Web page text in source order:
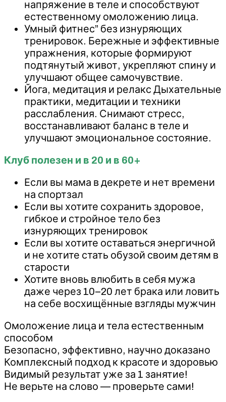
напряжение в теле и способствуют
естественному омоложению лица.
Умный фитнес” без изнуряющих
тренировок. Бережные и эффективные
упражнения, которые формируют
подтянутый живот, укрепляют спину и
улучшают общее самочувствие.
Йога, медитация и релакс Дыхательные
практики, медитации и техники
расслабления. Снимают стресс,
восстанавливают баланс в теле и
улучшают эмоциональное состояние.
Клуб полезен и в 20 и в 60+
Если вы мама в декрете и нет времени
на спортзал
Если вы хотите сохранить здоровое,
гибкое и стройное тело без
изнуряющих тренировок
Если вы хотите оставаться энергичной
и не хотите стать обузой своим детям в
старости
Хотите вновь влюбить в себя мужа
даже через 10–20 лет брака или ловить
на себе восхищённые взгляды мужчин
Омоложение лица и тела естественным
способом
Безопасно, эффективно, научно доказано
Комплексный подход к красоте и здоровью
Видимый результат уже за 1 занятие!
Не верьте на слово — проверьте сами!